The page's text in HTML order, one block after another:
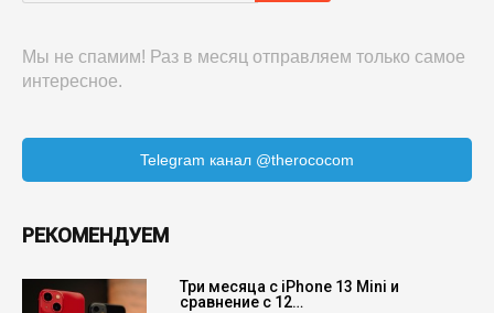
Мы не спамим! Раз в месяц отправляем только самое
интересное.
Telegram канал @therococom
РЕКОМЕНДУЕМ
Три месяца с iPhone 13 Mini и
сравнение с 12…